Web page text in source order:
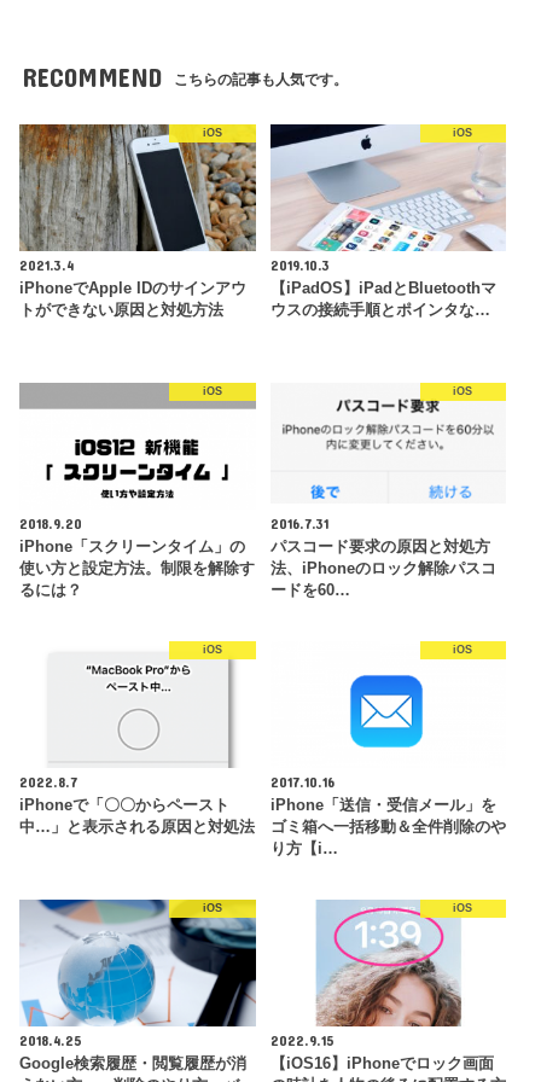
RECOMMEND こちらの記事も人気です。
iOS
2021.3.4
iPhoneでApple IDのサインアウ
トができない原因と対処方法
iOS
2019.10.3
【iPadOS】iPadとBluetoothマ
ウスの接続手順とポインタな…
iOS
2018.9.20
iPhone「スクリーンタイム」の
使い方と設定方法。制限を解除す
るには？
iOS
2016.7.31
パスコード要求の原因と対処方
法、iPhoneのロック解除パスコ
ードを60…
iOS
2022.8.7
iPhoneで「〇〇からペースト
中…」と表示される原因と対処法
iOS
2017.10.16
iPhone「送信・受信メール」を
ゴミ箱へ一括移動＆全件削除のや
り方【i…
iOS
2018.4.25
Google検索履歴・閲覧履歴が消
iOS
2022.9.15
【iOS16】iPhoneでロック画面